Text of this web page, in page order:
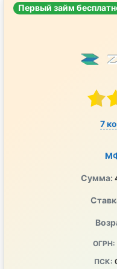
Первый займ
7
Сумма:
ОГРН:
ПСК: